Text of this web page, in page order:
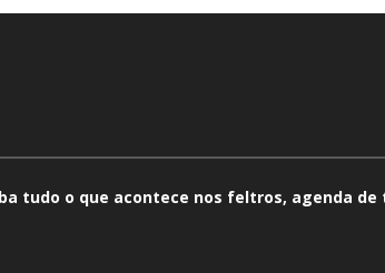
tudo o que acontece nos feltros, agenda